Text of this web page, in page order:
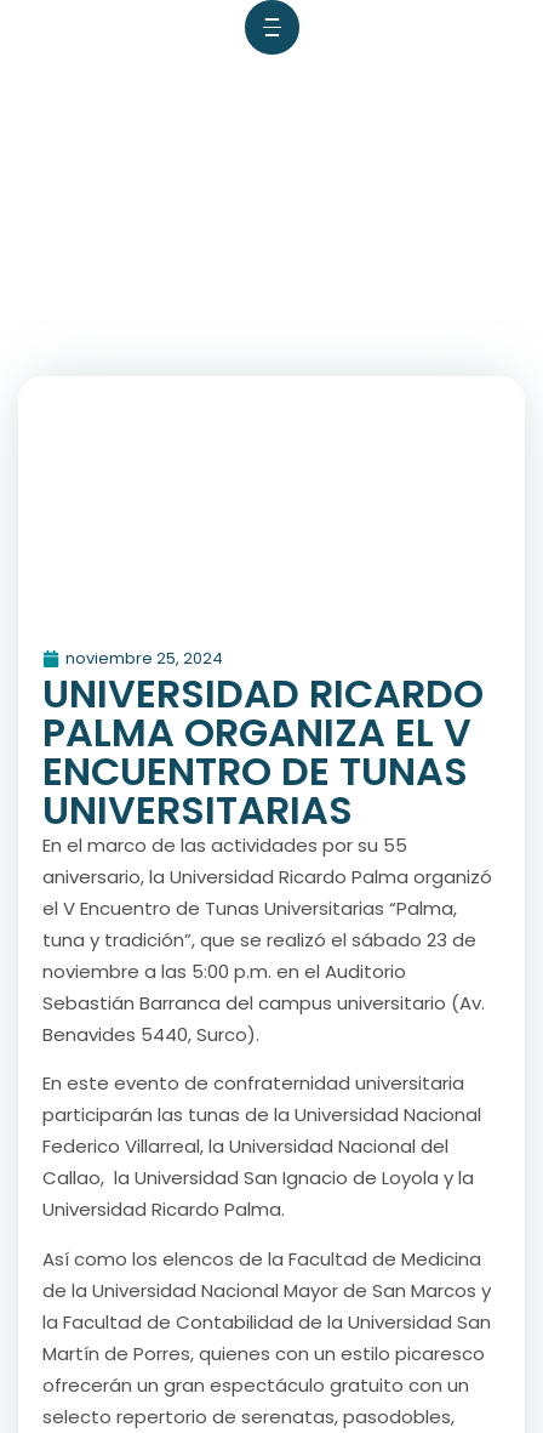
noviembre 25, 2024
UNIVERSIDAD RICARDO
PALMA ORGANIZA EL V
ENCUENTRO DE TUNAS
UNIVERSITARIAS
En el marco de las actividades por su 55
aniversario, la Universidad Ricardo Palma organizó
el V Encuentro de Tunas Universitarias “Palma,
tuna y tradición”, que se realizó el sábado 23 de
noviembre a las 5:00 p.m. en el Auditorio
Sebastián Barranca del campus universitario (Av.
Benavides 5440, Surco).
En este evento de confraternidad universitaria
participarán las tunas de la Universidad Nacional
Federico Villarreal, la Universidad Nacional del
Callao, la Universidad San Ignacio de Loyola y la
Universidad Ricardo Palma.
Así como los elencos de la Facultad de Medicina
de la Universidad Nacional Mayor de San Marcos y
la Facultad de Contabilidad de la Universidad San
Martín de Porres, quienes con un estilo picaresco
ofrecerán un gran espectáculo gratuito con un
selecto repertorio de serenatas, pasodobles,